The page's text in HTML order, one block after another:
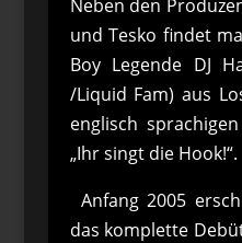
Neben den
und Tesko findet
Boy Legende DJ
/Liquid Fam) aus
englisch
„Ihr singt die Hook!“.
Anfang 2005
das komplette